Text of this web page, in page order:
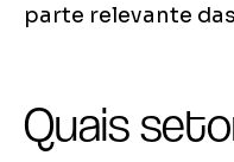
parte relevante
Quais